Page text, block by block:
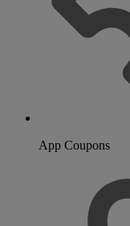
App Coupons